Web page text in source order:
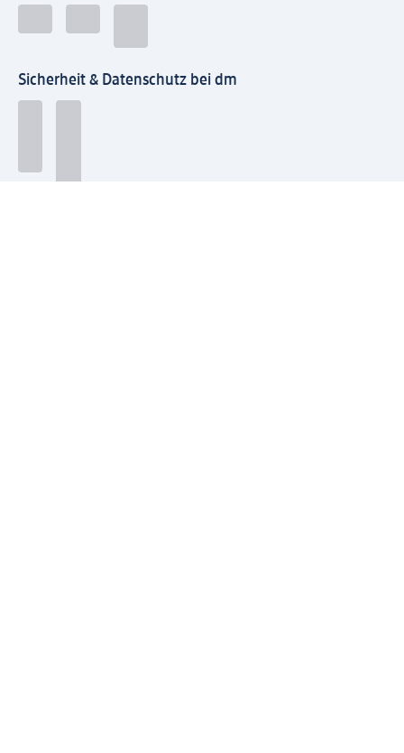
Sicherheit & Datenschutz bei dm